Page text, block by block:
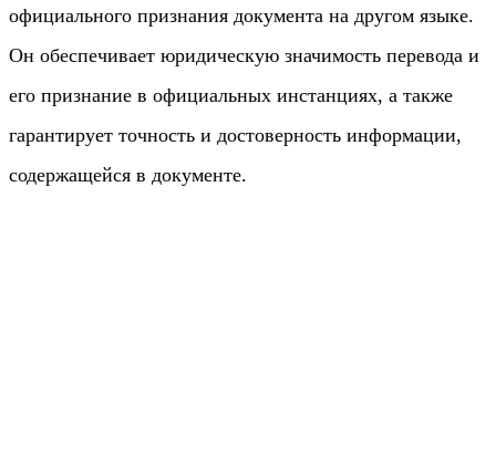
официального признания документа на другом языке.
Он обеспечивает юридическую значимость перевода и
его признание в официальных инстанциях, а также
гарантирует точность и достоверность информации,
содержащейся в документе.